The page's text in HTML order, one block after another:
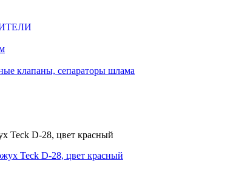
клапаны, сепараторы шлама
Teck D-28, цвет красный